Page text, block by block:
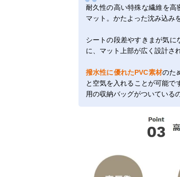
耐久性の高い特殊な繊維を高
マット。かたよった沈み込み
シートの段差やすきまが気に
に、マット上部が広く設計さ
撥水性に優れたPVC素材のた
と空気を入れることが可能
用の収納バッグがついている